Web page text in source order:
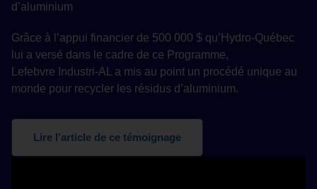
d’aluminium
Grâce à l’appui financier de 500 000 $ qu’Hydro‑Québec
lui a versé dans le cadre de ce Programme,
Lefebvre Industri-AL a mis au point un procédé unique au
monde pour recycler les résidus d’aluminium.
Lire l’article de ce témoignage